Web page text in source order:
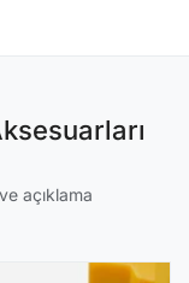
açıklama